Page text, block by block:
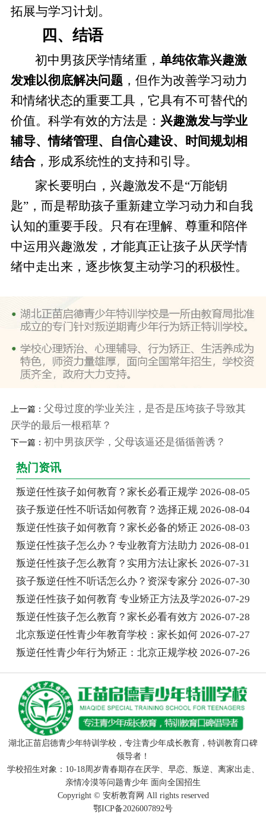
拓展与学习计划。
四、结语
初中男孩厌学情绪重，单纯依靠兴趣激
发难以彻底解决问题，但作为改善学习动力
和情绪状态的重要工具，它具有不可替代的
价值。科学有效的方法是： 兴趣激发与学业
辅导、情绪管理、自信心建设、时间规划相
结合，形成系统性的支持和引导。
家长要明白，兴趣激发不是“万能钥
匙”，而是帮助孩子重新建立学习动力和自我
认知的重要手段。只有在理解、尊重和陪伴
中运用兴趣激发，才能真正让孩子从厌学情
绪中走出来，逐步恢复主动学习的积极性。
上一篇： 父母过度的学业关注，是否是压垮孩子导致其
厌学的最后一根稻草？
下一篇： 初中男孩厌学，父母该逼还是循循善诱？
热门资讯
叛逆任性孩子如何教育？家长必看正规学 2026-08-05
孩子叛逆任性不听话如何教育？选择正规 2026-08-04
叛逆任性孩子如何教育？家长必备的矫正 2026-08-03
叛逆任性孩子怎么办？专业教育方法助力 2026-08-01
叛逆任性孩子怎么教育？实用方法让家长 2026-07-31
孩子叛逆任性不听话怎么办？资深专家分 2026-07-30
叛逆任性孩子如何教育 专业矫正方法及学2026-07-29
叛逆任性孩子怎么教育？家长必看有效方 2026-07-28
北京叛逆任性青少年教育学校：家长如何 2026-07-27
叛逆任性青少年行为矫正：北京正规学校 2026-07-26
湖北正苗启德青少年特训学校，专注青少年成长教育，特训教育口碑
领导者！
学校招生对象：10-18周岁青春期存在厌学、早恋、叛逆、离家出走、
亲情冷漠等问题青少年 面向全国招生
Copyright © 安析教育网 All rights reserved
鄂ICP备2026007892号